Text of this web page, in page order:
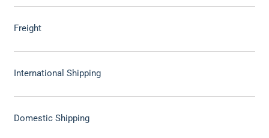
Freight
International Shipping
Domestic Shipping